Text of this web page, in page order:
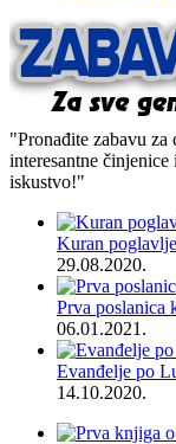
"Pronađite zabavu
interesantne
iskustvo!"
Kuran
29.08.2020.
Prva poslanica
06.01.2021.
Evanđelje po
14.10.2020.